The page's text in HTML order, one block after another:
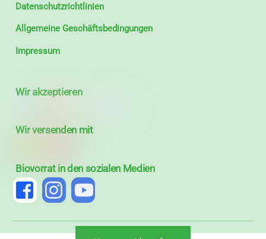
Datenschutzrichtlinien
Allgemeine Geschäftsbedingungen
Impressum
Wir akzeptieren
Wir versenden mit
Biovorrat in den sozialen Medien